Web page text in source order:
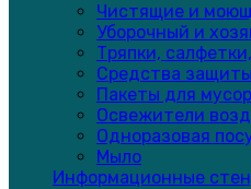
Чистящие и
Уборочный и
Тряпки,
Средства защиты
Пакеты для
Освежители
Одноразовая
Мыло
Информационные